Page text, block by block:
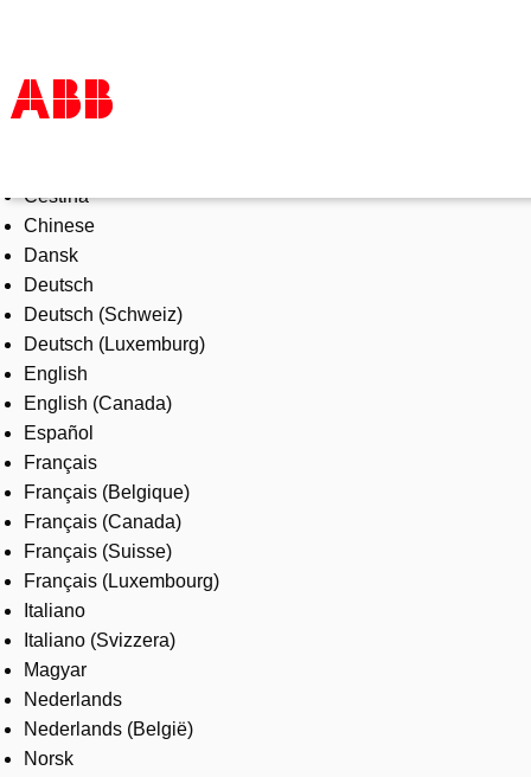
Products & Solutions
Industries
Services
About us
Where to buy
Contact us
Careers
Čeština
Chinese
Dansk
Deutsch
Deutsch (Schweiz)
Deutsch (Luxemburg)
English
English (Canada)
Español
Français
Français (Belgique)
Français (Canada)
Français (Suisse)
Français (Luxembourg)
Italiano
Italiano (Svizzera)
Magyar
Nederlands
Nederlands (België)
Norsk